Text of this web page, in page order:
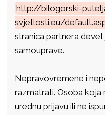
http://bilogorski-
svjetlosti.eu/
stranica partnera
samouprave.
Nepravovremene i
razmatrati. Osoba koja
urednu prijavu ili ne